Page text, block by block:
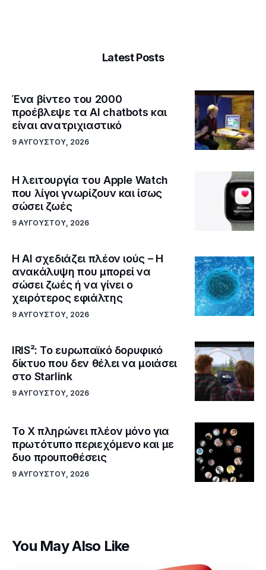
Latest Posts
Ένα βίντεο του 2000
προέβλεψε τα AI chatbots και
είναι ανατριχιαστικό
9 ΑΥΓΟΎΣΤΟΥ, 2026
Η λειτουργία του Apple Watch
που λίγοι γνωρίζουν και ίσως
σώσει ζωές
9 ΑΥΓΟΎΣΤΟΥ, 2026
Η AI σχεδιάζει πλέον ιούς – Η
ανακάλυψη που μπορεί να
σώσει ζωές ή να γίνει ο
χειρότερος εφιάλτης
9 ΑΥΓΟΎΣΤΟΥ, 2026
IRIS²: Το ευρωπαϊκό δορυφικό
δίκτυο που δεν θέλει να μοιάσει
στο Starlink
9 ΑΥΓΟΎΣΤΟΥ, 2026
Το X πληρώνει πλέον μόνο για
πρωτότυπο περιεχόμενο και με
δυο προυποθέσεις
9 ΑΥΓΟΎΣΤΟΥ, 2026
You May Also Like